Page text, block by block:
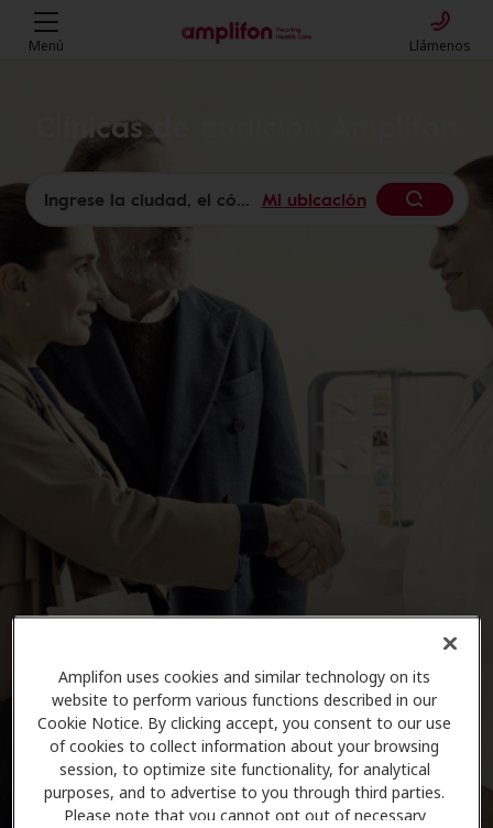
Amplifon uses cookies and similar technology on its
website to perform various functions described in our
Cookie Notice. By clicking accept, you consent to our use
of cookies to collect information about your browsing
session, to optimize site functionality, for analytical
purposes, and to advertise to you through third parties.
Please note that you cannot opt out of necessary
Menú Llámenos
Clínicas de audición Amplifon
Mi ubicación